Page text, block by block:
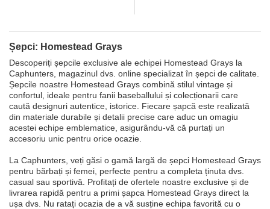
Șepci: Homestead Grays
Descoperiți șepcile exclusive ale echipei Homestead Grays la
Caphunters, magazinul dvs. online specializat în șepci de calitate.
Șepcile noastre Homestead Grays combină stilul vintage și
confortul, ideale pentru fanii baseballului și colecționarii care
caută designuri autentice, istorice. Fiecare șapcă este realizată
din materiale durabile și detalii precise care aduc un omagiu
acestei echipe emblematice, asigurându-vă că purtați un
accesoriu unic pentru orice ocazie.
La Caphunters, veți găsi o gamă largă de șepci Homestead Grays
pentru bărbați și femei, perfecte pentru a completa ținuta dvs.
casual sau sportivă. Profitați de ofertele noastre exclusive și de
livrarea rapidă pentru a primi șapca Homestead Grays direct la
ușa dvs. Nu ratați ocazia de a vă susține echipa favorită cu o